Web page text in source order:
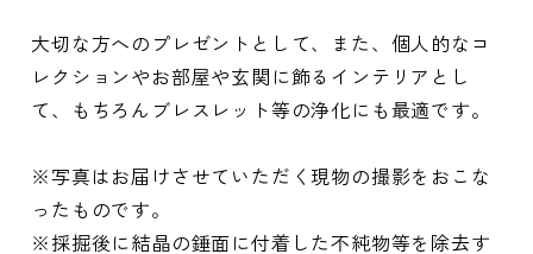
大切な方へのプレゼントとして、また、個人的なコ
レクションやお部屋や玄関に飾るインテリアとし
て、もちろんブレスレット等の浄化にも最適です。
※写真はお届けさせていただく現物の撮影をおこな
ったものです。
※採掘後に結晶の錘面に付着した不純物等を除去す